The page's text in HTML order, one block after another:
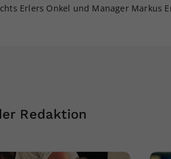
Erlers Onkel und Manager Markus
Redaktion